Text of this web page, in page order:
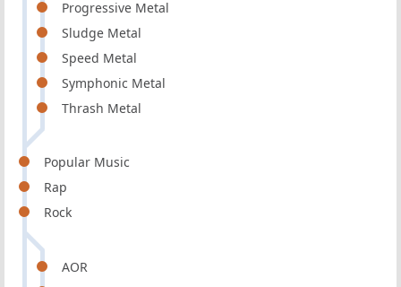
Progressive Metal
Sludge Metal
Speed Metal
Symphonic Metal
Thrash Metal
Popular Music
Rap
Rock
AOR